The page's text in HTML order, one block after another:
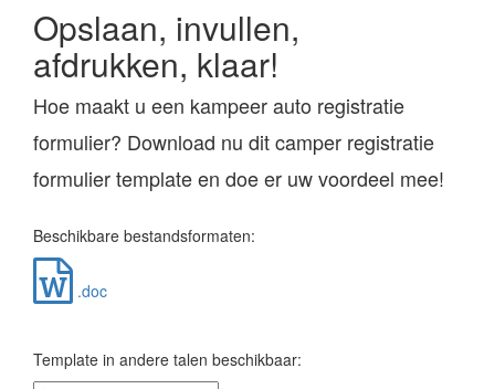
Opslaan, invullen,
afdrukken, klaar!
Hoe maakt u een kampeer auto registratie
formulier? Download nu dit camper registratie
formulier template en doe er uw voordeel mee!
Beschikbare bestandsformaten:
.doc
Template in andere talen beschikbaar: